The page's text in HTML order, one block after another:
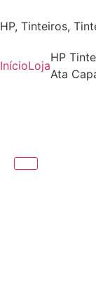
HP, Tinteiros,
InícioLoja
HP
Ata